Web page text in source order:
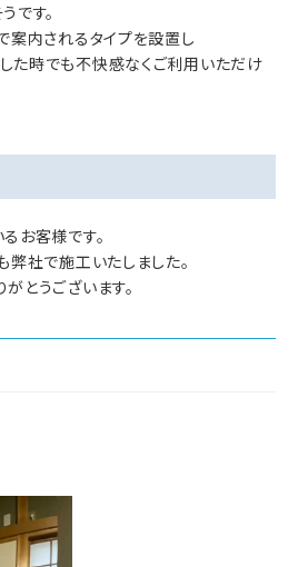
です。
案内されるタイプを設置し
た時でも不快感なくご利用いただけ
お客様です。
弊社で施工いたしました。
とうございます。